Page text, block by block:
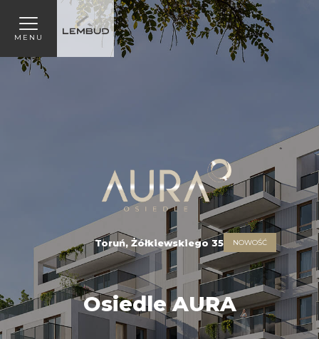
MENU
Toruń, Żółkiewskiego 35
Osiedle AURA
NOWOŚĆ